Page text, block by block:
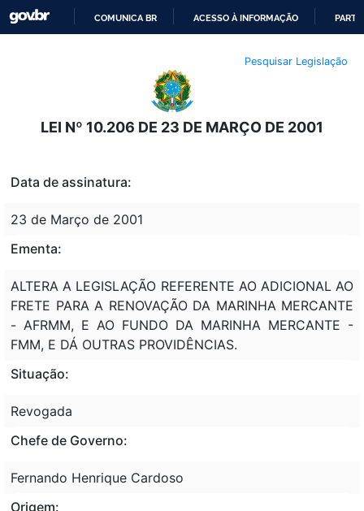
O
CONTEÚDO
COMUNICA BR ACESSO À INFORMAÇÃO
Pesquisar Legislação
LEI Nº 10.206 DE 23 DE MARÇO DE 2001
Data de assinatura:
23 de Março de 2001
Ementa:
ALTERA A LEGISLAÇÃO REFERENTE AO ADICIONAL AO
FRETE PARA A RENOVAÇÃO DA MARINHA MERCANTE
- AFRMM, E AO FUNDO DA MARINHA MERCANTE -
FMM, E DÁ OUTRAS PROVIDÊNCIAS.
Situação:
Revogada
Chefe de Governo:
Fernando Henrique Cardoso
Origem: